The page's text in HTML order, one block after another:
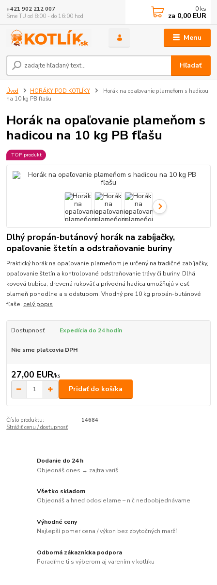
Menu
Hľadať
+421 902 212 007
Sme TU od 8:00 - do 16:00 hod
0 ks
za 0,00 EUR
Úvod HORÁKY POD KOTLÍKY
Horák na opaľovanie plameňom s hadicou
na 10 kg PB fľašu
Horák na opaľovanie plameňom s
hadicou na 10 kg PB fľašu
TOP produkt
Dlhý propán-butánový horák na zabíjačky,
opaľovanie štetín a odstraňovanie buriny
Praktický horák na opaľovanie plameňom je určený na tradičné zabíjačky,
opaľovanie štetín a kontrolované odstraňovanie trávy či buriny. Dlhá
kovová trubica, drevená rukoväť a prívodná hadica umožňujú viesť
plameň pohodlne a s odstupom. Vhodný pre 10 kg propán-butánové
fľaše. celý popis
Dostupnosť Expedícia do 24 hodín
Nie sme platcovia DPH
27,00 EUR/ks
Pridať do košíka
Číslo produktu:
14684
Strážiť cenu / dostupnosť
Dodanie do 24 h
Objednáš dnes → zajtra varíš
Všetko skladom
Objednáš a hneď odosielame – nič nedoobjednávame
Výhodné ceny
Najlepší pomer cena / výkon bez zbytočných marží
Odborná zákaznícka podpora
Poradíme ti s výberom aj varením v kotlíku